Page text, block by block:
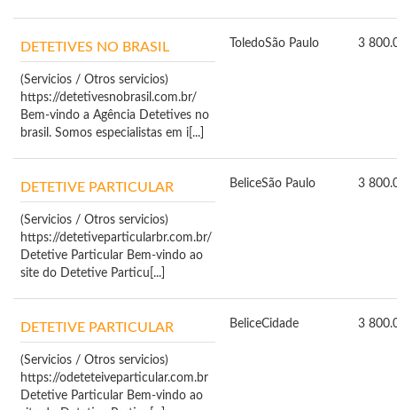
DETETIVES NO BRASIL
(Servicios / Otros servicios)
https://detetivesnobrasil.com.br/
Bem-vindo a Agência Detetives no
brasil. Somos especialistas em i[...]
ToledoSão Paulo 3
DETETIVE PARTICULAR
(Servicios / Otros servicios)
https://detetiveparticularbr.com.br/
Detetive Particular Bem-vindo ao
site do Detetive Particu[...]
BeliceSão Paulo 3
DETETIVE PARTICULAR
(Servicios / Otros servicios)
https://odeteteiveparticular.com.br
Detetive Particular Bem-vindo ao
BeliceCidade 3